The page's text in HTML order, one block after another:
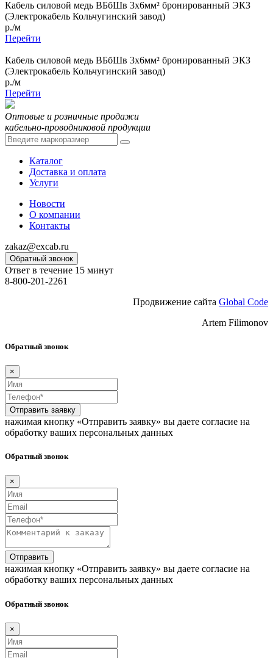
Кабель силовой медь ВБбШв 3x6мм² бронированный ЭКЗ
(Электрокабель Кольчугинский завод)
р./м
Перейти
Кабель силовой медь ВБбШв 3x6мм² бронированный ЭКЗ
(Электрокабель Кольчугинский завод)
р./м
Перейти
Оптовые и розничные продажи
кабельно-проводниковой продукции
Каталог
Доставка и оплата
Услуги
Новости
О компании
Контакты
zakaz@excab.ru
Обратный звонок
Ответ в течение 15 минут
8-800-201-2261
Продвижение сайта Global Code
Artem Filimonov
Обратный звонок
×
Отправить заявку
нажимая кнопку «Отправить заявку» вы даете согласие на
обработку ваших персональных данных
Обратный звонок
×
Отправить
нажимая кнопку «Отправить заявку» вы даете согласие на
обработку ваших персональных данных
Обратный звонок
×